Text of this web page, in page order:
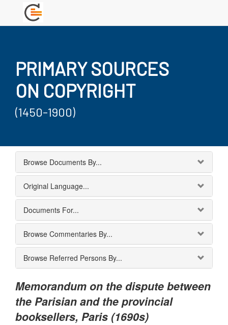
PRIMARY SOURCES
ON COPYRIGHT
(1450-1900)
Browse Documents By...
Original Language...
Documents For...
Browse Commentaries By...
Browse Referred Persons By...
Memorandum on the dispute between
the Parisian and the provincial
booksellers, Paris (1690s)